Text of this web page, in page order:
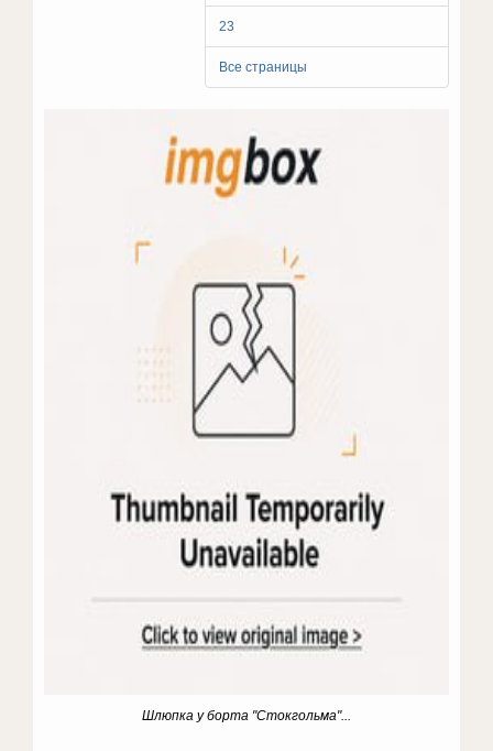
23
Все страницы
Шлюпка у борта "Стокгольма"...